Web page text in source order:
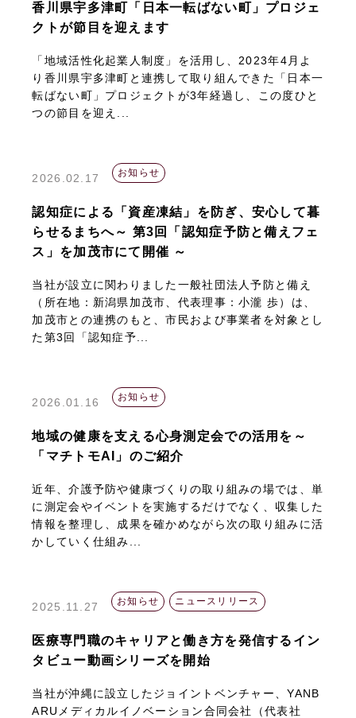
香川県宇多津町「日本一転ばない町」プロジェ
クトが節目を迎えます
「地域活性化起業人制度」を活用し、2023年4月よ
り香川県宇多津町と連携して取り組んできた「日本一
転ばない町」プロジェクトが3年経過し、この度ひと
つの節目を迎え...
2026.02.17 お知らせ
認知症による「資産凍結」を防ぎ、安心して暮
らせるまちへ～ 第3回「認知症予防と備えフェ
ス」を加茂市にて開催 ～
当社が設立に関わりました一般社団法人予防と備え
（所在地：新潟県加茂市、代表理事：小瀧 歩）は、
加茂市との連携のもと、市民および事業者を対象とし
た第3回「認知症予...
2026.01.16 お知らせ
地域の健康を支える心身測定会での活用を～
「マチトモAI」のご紹介
近年、介護予防や健康づくりの取り組みの場では、単
に測定会やイベントを実施するだけでなく、収集した
情報を整理し、成果を確かめながら次の取り組みに活
かしていく仕組み...
2025.11.27 お知らせ ニュースリリース
医療専門職のキャリアと働き方を発信するイン
タビュー動画シリーズを開始
当社が沖縄に設立したジョイントベンチャー、YANB
ARUメディカルイノベーション合同会社（代表社